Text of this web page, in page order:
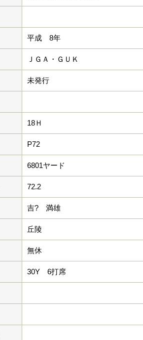
平成 8年
ＪＧＡ・ＧＵＫ
未発行
18Ｈ
P72
6801ヤード
72.2
吉? 満雄
丘陵
無休
30Y 6打席